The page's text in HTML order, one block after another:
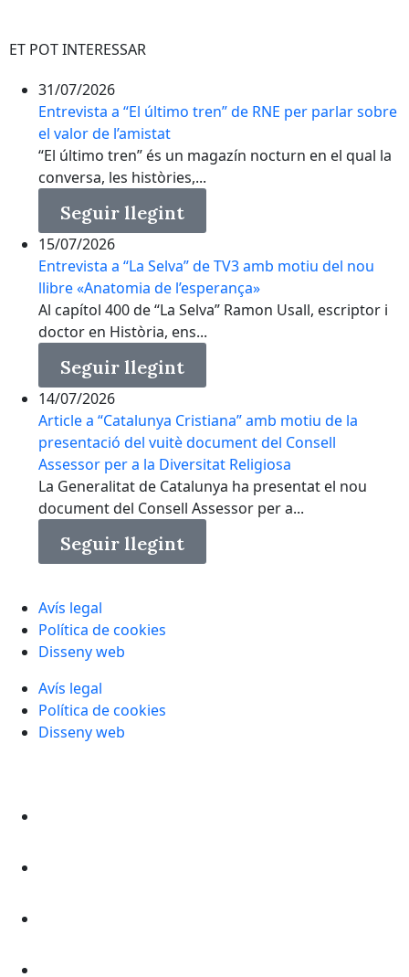
ET POT INTERESSAR
31/07/2026
Entrevista a “El último tren” de RNE per parlar sobre
el valor de l’amistat
“El último tren” és un magazín nocturn en el qual la
conversa, les històries,...
Seguir llegint
15/07/2026
Entrevista a “La Selva” de TV3 amb motiu del nou
llibre «Anatomia de l’esperança»
Al capítol 400 de “La Selva” Ramon Usall, escriptor i
doctor en Història, ens...
Seguir llegint
14/07/2026
Article a “Catalunya Cristiana” amb motiu de la
presentació del vuitè document del Consell
Assessor per a la Diversitat Religiosa
La Generalitat de Catalunya ha presentat el nou
document del Consell Assessor per a...
Seguir llegint
Avís legal
Política de cookies
Disseny web
Avís legal
Política de cookies
Disseny web